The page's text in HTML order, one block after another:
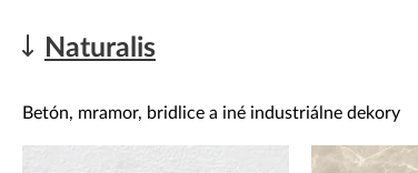
Naturalis
Betón, mramor, bridlice a iné industriálne dekory